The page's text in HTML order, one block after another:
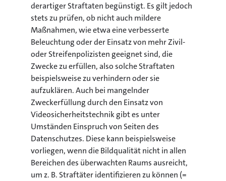
derartiger Straftaten begünstigt. Es gilt jedoch
stets zu prüfen, ob nicht auch mildere
Maßnahmen, wie etwa eine verbesserte
Beleuchtung oder der Einsatz von mehr Zivil-
oder Streifenpolizisten geeignet sind, die
Zwecke zu erfüllen, also solche Straftaten
beispielsweise zu verhindern oder sie
aufzuklären. Auch bei mangelnder
Zweckerfüllung durch den Einsatz von
Videosicherheitstechnik gibt es unter
Umständen Einspruch von Seiten des
Datenschutzes. Diese kann beispielsweise
vorliegen, wenn die Bildqualität nicht in allen
Bereichen des überwachten Raums ausreicht,
um z. B. Straftäter identifizieren zu können (=